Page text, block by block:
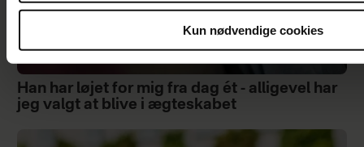
Kun nødvendige cookies
Han har løjet for mig fra dag ét - alligevel har
jeg valgt at blive i ægteskabet